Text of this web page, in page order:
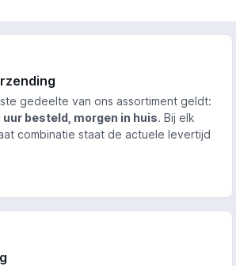
gedeelte van ons assortiment geldt:
uur besteld, morgen in huis. Bij elk
combinatie staat de actuele levertijd